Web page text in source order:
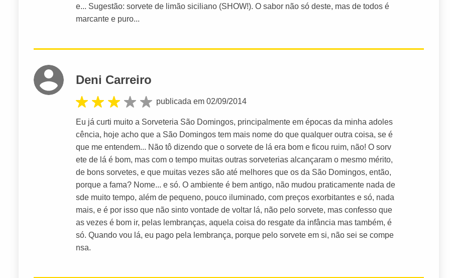
e... Sugestão: sorvete de limão siciliano (SHOW!). O sabor não só deste, mas de todos é
marcante e puro...
Deni Carreiro
publicada em 02/09/2014
Eu já curti muito a Sorveteria São Domingos, principalmente em épocas da minha adoles
cência, hoje acho que a São Domingos tem mais nome do que qualquer outra coisa, se é
que me entendem... Não tô dizendo que o sorvete de lá era bom e ficou ruim, não! O sorv
ete de lá é bom, mas com o tempo muitas outras sorveterias alcançaram o mesmo mérito,
de bons sorvetes, e que muitas vezes são até melhores que os da São Domingos, então,
porque a fama? Nome... e só. O ambiente é bem antigo, não mudou praticamente nada de
sde muito tempo, além de pequeno, pouco iluminado, com preços exorbitantes e só, nada
mais, e é por isso que não sinto vontade de voltar lá, não pelo sorvete, mas confesso que
as vezes é bom ir, pelas lembranças, aquela coisa do resgate da infância mas também, é
só. Quando vou lá, eu pago pela lembrança, porque pelo sorvete em si, não sei se compe
nsa.